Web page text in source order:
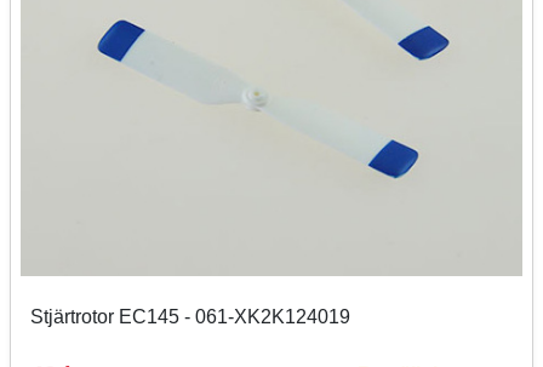
Stjärtrotor EC145 - 061-XK2K124019